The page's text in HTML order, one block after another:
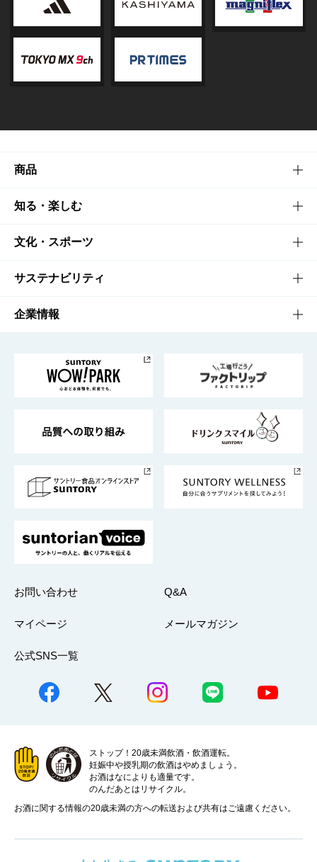
商品
商品TOP
商品一覧
商品発売情報
栄養成分一覧
知る・楽しむ
知る・楽しむTOP
キャンペーン
工場見学
地域情報
文化・スポーツ
文化・スポーツTOP
サントリーホール
サントリーサンバーズ大阪
サステナビリティ
サステナビリティTOP
サントリーが考えるサステナビリティ経営
企業情報
企業概要
採用情報
お問い合わせ Q&A
マイページ メールマガジン
公式SNS一覧
ストップ！20歳未満飲酒・飲酒運転。
妊娠中や授乳期の飲酒はやめましょう。
お酒はなによりも適量です。
のんだあとはリサイクル。
お酒に関する情報の20歳未満の方への転送および共有はご遠慮ください。